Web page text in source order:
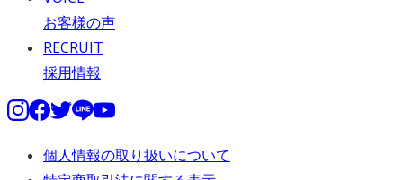
お客様の声
RECRUIT
採用情報
個人情報の取り扱いについて